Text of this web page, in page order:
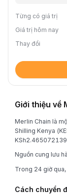
Từng có giá trị
Giá trị hôm nay
Thay đổi
Giới thiệu về
Merlin Chain là
Shilling Kenya
Nguồn cung lưu
Trong 24 giờ
Cách chuyển